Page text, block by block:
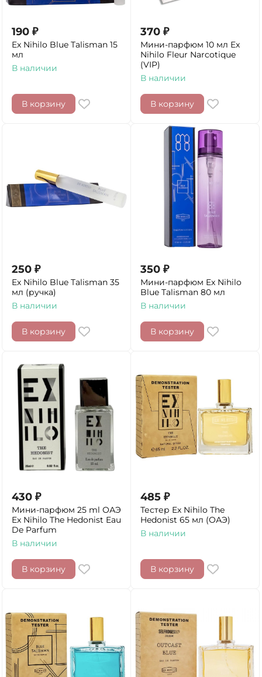
190 ₽
Ex Nihilo Blue Talisman 15
мл
В наличии
В корзину
370 ₽
Мини-парфюм 10 мл Ex
Nihilo Fleur Narcotique
(VIP)
В наличии
В корзину
250 ₽
Ex Nihilo Blue Talisman 35
мл (ручка)
В наличии
В корзину
350 ₽
Мини-парфюм Ex Nihilo
Blue Talisman 80 мл
В наличии
В корзину
430 ₽
Мини-парфюм 25 ml ОАЭ
Ex Nihilo The Hedonist Eau
De Parfum
В наличии
В корзину
485 ₽
Тестер Ex Nihilo The
Hedonist 65 мл (ОАЭ)
В наличии
В корзину